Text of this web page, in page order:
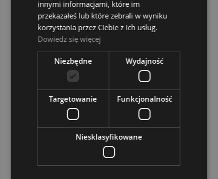
DO KOSZYKA
Perri's KSA301-001-L Kiss All Over Crew Black
Dostępność:średnia ilość
innymi informacjami, które im
przekazałeś lub które zebrali w wyniku
korzystania przez Ciebie z ich usług.
Dowiedz się więcej
Niezbędne Wydajność
Targetowanie Funkcjonalność
Niesklasyfikowane